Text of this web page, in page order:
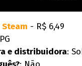
Steam - R$ 6,49
e distribuidora: